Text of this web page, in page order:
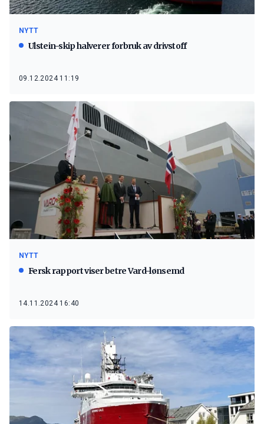
NYTT
Ulstein-skip halverer forbruk av drivstoff
09.12.2024 11:19
NYTT
Fersk rapport viser betre Vard-lønsemd
14.11.2024 16:40